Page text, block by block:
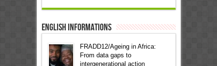
English informations
FRADD12/Ageing in Africa:
From data gaps to
intergenerational action